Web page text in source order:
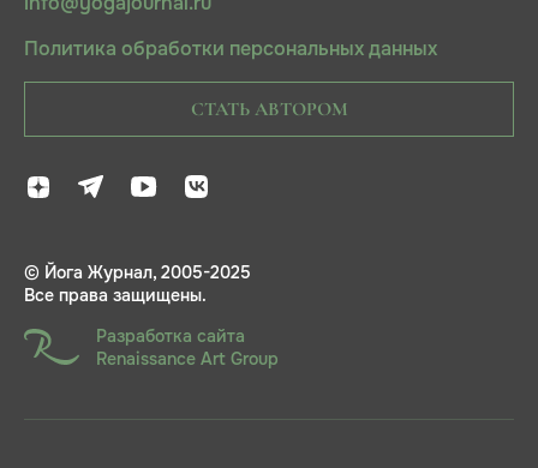
Политика обработки персональных данных
СТАТЬ АВТОРОМ
© Йога Журнал, 2005-2025
Все права защищены.
Разработка сайта
Renaissance Art Group